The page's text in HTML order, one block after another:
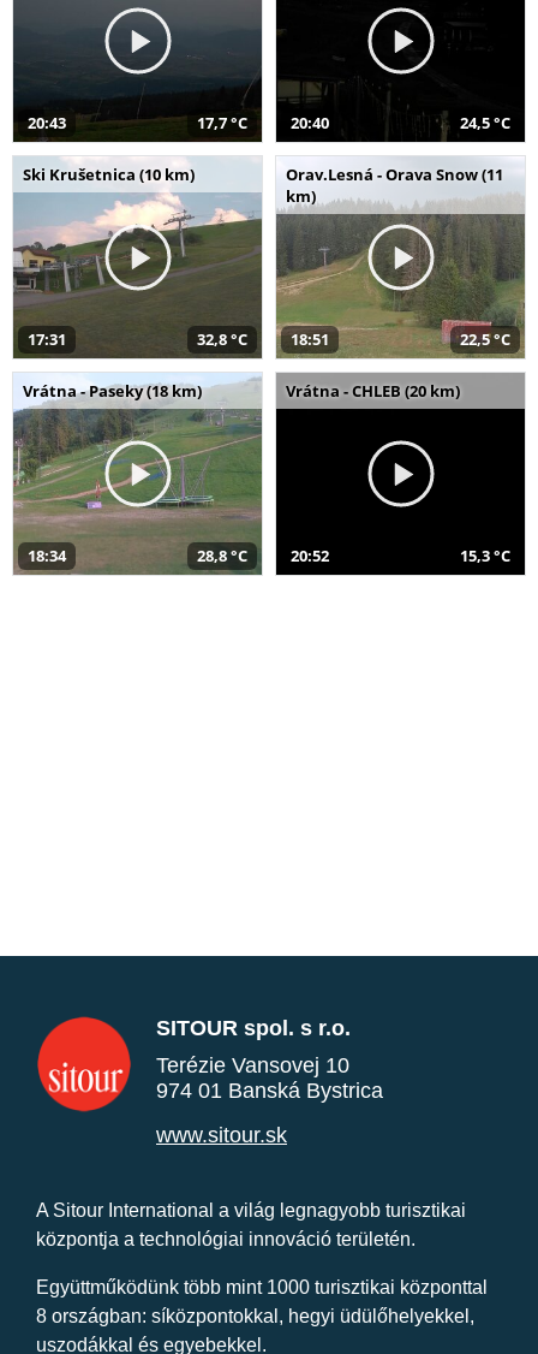
20:43 17,7 °C 20:40 24,5 °C
Ski Krušetnica (10 km)
17:31 32,8 °C
Orav.Lesná - Orava Snow (11
km)
18:51 22,5 °C
Vrátna - Paseky (18 km)
18:34 28,8 °C
Vrátna - CHLEB (20 km)
20:52 15,3 °C
SITOUR spol. s r.o.
Terézie Vansovej 10
974 01 Banská Bystrica
www.sitour.sk
A Sitour International a világ legnagyobb turisztikai
központja a technológiai innováció területén.
Együttműködünk több mint 1000 turisztikai központtal
8 országban: síközpontokkal, hegyi üdülőhelyekkel,
uszodákkal és egyebekkel.